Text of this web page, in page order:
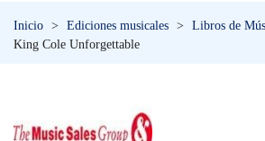
Inicio > Ediciones musicales > Libros de
King Cole Unforgettable